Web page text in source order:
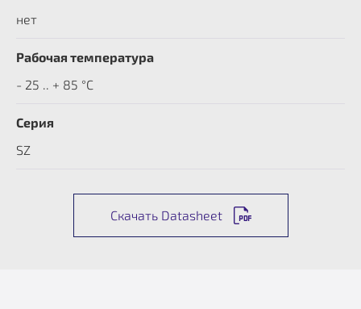
нет
Рабочая температура
- 25 .. + 85 °C
Серия
SZ
Скачать Datasheet